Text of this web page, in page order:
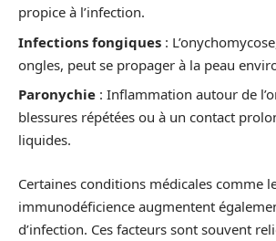
propice à l’infection.
Infections fongiques :
ongles, peut se propager à la peau
Paronychie : Inflammation autour de
blessures répétées ou à un contact
liquides.
Certaines conditions médicales comme
immunodéficience augmentent
d’infection. Ces facteurs sont souvent